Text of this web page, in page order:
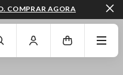
ATÉ AO FIM DA PÁGINA
COMPRAR AGORA